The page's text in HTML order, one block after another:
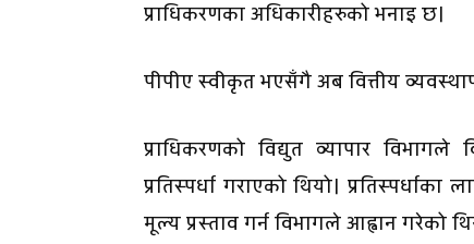
प्राधिकरणका अधिकारीहरुको भनाइ छ।
पीपीए स्वीकृत भएसँगै अब वित्तीय
प्राधिकरणको विद्युत व्यापार
प्रतिस्पर्धा गराएको थियो।
मूल्य प्रस्ताव गर्न विभागले आह्वान गरेको